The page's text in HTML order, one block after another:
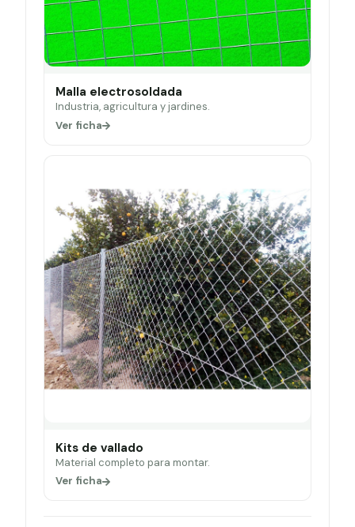
Malla electrosoldada
Industria, agricultura y jardines.
Ver ficha
Kits de vallado
Material completo para montar.
Ver ficha